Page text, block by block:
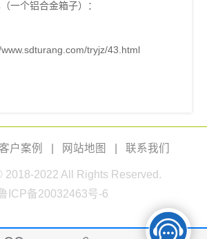
个铝合金箱子）：
tryjz/43.html
客户案例 网站地图 联系我们
2018-2022 All Rights Reserved.
ICP备20032463号-6